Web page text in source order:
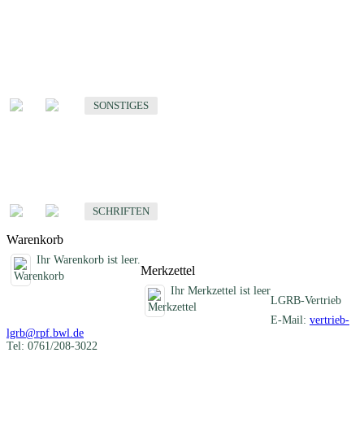
SONSTIGES
SCHRIFTEN
Warenkorb
Ihr Warenkorb ist leer.
Merkzettel
Ihr Merkzettel ist leer
LGRB-Vertrieb
E-Mail: vertrieb-
lgrb@rpf.bwl.de
Tel: 0761/208-3022